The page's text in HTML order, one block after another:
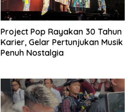
Project Pop Rayakan 30 Tahun
Karier, Gelar Pertunjukan Musik
Penuh Nostalgia